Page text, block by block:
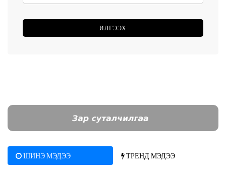
ШИНЭ МЭДЭЭ ТРЕНД МЭДЭЭ